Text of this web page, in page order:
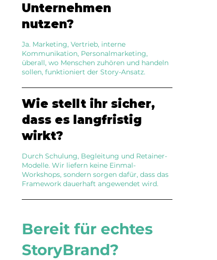
Unternehmen
nutzen?
Ja. Marketing, Vertrieb, interne
Kommunikation, Personalmarketing,
überall, wo Menschen zuhören und handeln
sollen, funktioniert der Story-Ansatz.
Wie stellt ihr sicher,
dass es langfristig
wirkt?
Durch Schulung, Begleitung und Retainer-
Modelle. Wir liefern keine Einmal-
Workshops, sondern sorgen dafür, dass das
Framework dauerhaft angewendet wird.
Bereit für echtes
StoryBrand?